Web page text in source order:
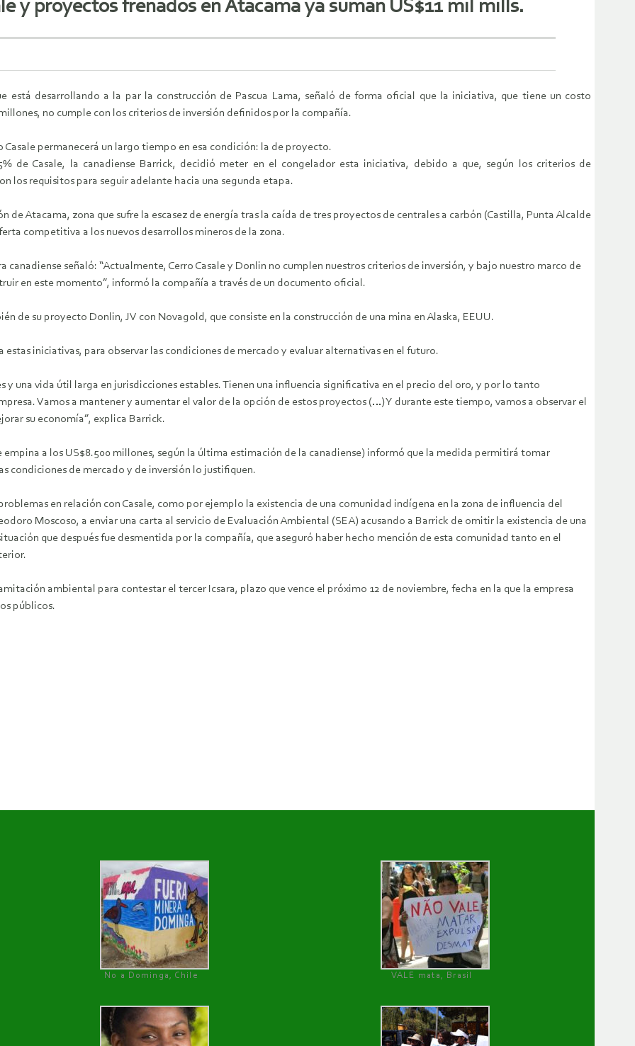
y proyectos frenados en Atacama ya suman US$11 mil mills.
está desarrollando a la par la construcción de Pascua Lama, señaló de forma oficial que la iniciativa, que tiene un costo
no cumple con los criterios de inversión definidos por la compañía.
Casale permanecerá un largo tiempo en esa condición: la de proyecto.
de Casale, la canadiense Barrick, decidió meter en el congelador esta iniciativa, debido a que, según los criterios de
los requisitos para seguir adelante hacia una segunda etapa.
de Atacama, zona que sufre la escasez de energía tras la caída de tres proyectos de centrales a carbón (Castilla, Punta Alcalde
competitiva a los nuevos desarrollos mineros de la zona.
señaló: “Actualmente, Cerro Casale y Donlin no cumplen nuestros criterios de inversión, y bajo nuestro marco de
en este momento”, informó la compañía a través de un documento oficial.
de su proyecto Donlin, JV con Novagold, que consiste en la construcción de una mina en Alaska, EEUU.
iniciativas, para observar las condiciones de mercado y evaluar alternativas en el futuro.
y una vida útil larga en jurisdicciones estables. Tienen una influencia significativa en el precio del oro, y por lo tanto
Vamos a mantener y aumentar el valor de la opción de estos proyectos (…) Y durante este tiempo, vamos a observar el
su economía”, explica Barrick.
a los US$8.500 millones, según la última estimación de la canadiense) informó que la medida permitirá tomar
condiciones de mercado y de inversión lo justifiquen.
en relación con Casale, como por ejemplo la existencia de una comunidad indígena en la zona de influencia del
Moscoso, a enviar una carta al servicio de Evaluación Ambiental (SEA) acusando a Barrick de omitir la existencia de una
que después fue desmentida por la compañía, que aseguró haber hecho mención de esta comunidad tanto en el
ambiental para contestar el tercer Icsara, plazo que vence el próximo 12 de noviembre, fecha en la que la empresa
públicos.
No a Dominga, Chile
VALE mata, Brasil